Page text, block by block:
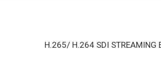
H.265/ H.264 SDI STREAMING